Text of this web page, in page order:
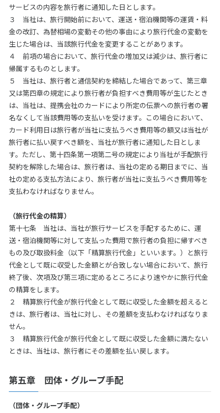
サービスの内容を旅行者に通知した日とします。
３ 当社は、旅行開始前において、運送・宿泊機関等の運賃・料
金の改訂、為替相場の変動その他の事由により旅行代金の変動を
生じた場合は、当該旅行代金を変更することがあります。
４ 前項の場合において、旅行代金の増加又は減少は、旅行者に
帰属するものとします。
５ 当社は、旅行者と通信契約を締結した場合であって、第三章
又は第四章の規定により旅行者が負担すべき費用等が生じたとき
は、当社は、提携会社のカードにより所定の伝票への旅行者の署
名なくして当該費用等の支払いを受けます。この場合において、
カード利用日は旅行者が当社に支払うべき費用等の額又は当社が
旅行者に払い戻すべき額を、当社が旅行者に通知した日としま
す。ただし、第十四条第一項第二号の規定により当社が手配旅行
契約を解除した場合は、旅行者は、当社の定める期日までに、当
社の定める支払方法により、旅行者が当社に支払うべき費用等を
支払わなければなりません。
（旅行代金の精算）
第十七条 当社は、当社が旅行サービスを手配するために、運
送・宿泊機関等に対して支払った費用で旅行者の負担に帰すべき
もの及び取扱料金（以下「精算旅行代金」といいます。）と旅行
代金として既に収受した金額とが合致しない場合において、旅行
終了後、次項及び第三項に定めるところにより速やかに旅行代金
の精算をします。
２ 精算旅行代金が旅行代金として既に収受した金額を超えると
きは、旅行者は、当社に対し、その差額を支払わなければなりま
せん。
３ 精算旅行代金が旅行代金として既に収受した金額に満たない
ときは、当社は、旅行者にその差額を払い戻します。
第五章 団体・グループ手配
（団体・グループ手配）